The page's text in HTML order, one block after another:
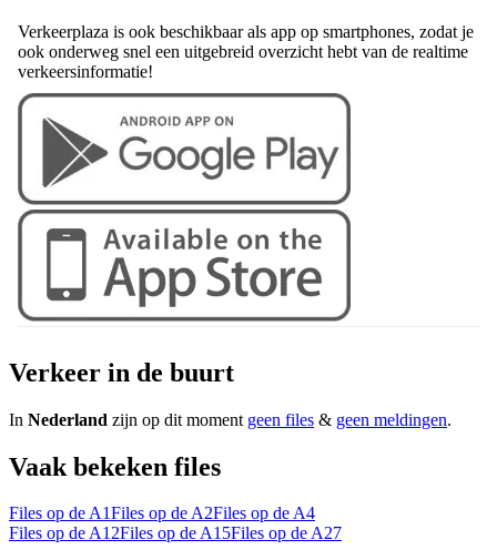
Verkeerplaza is ook beschikbaar als app op smartphones, zodat je
ook onderweg snel een uitgebreid overzicht hebt van de realtime
verkeersinformatie!
Verkeer in de buurt
In Nederland zijn op dit moment geen files & geen meldingen.
Vaak bekeken files
Files op de A1Files op de A2Files op de A4
Files op de A12Files op de A15Files op de A27